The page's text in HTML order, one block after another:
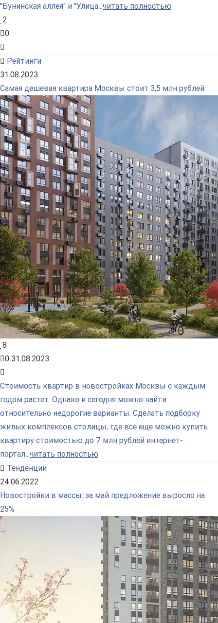
"Бунинская аллея" и "Улица...читать полностью
2
0
Рейтинги
31.08.2023
Самая дешевая квартира Москвы стоит 3,5 млн рублей
8
0 31.08.2023
Стоимость квартир в новостройках Москвы с каждым
годом растет. Однако и сегодня можно найти
относительно недорогие варианты. Сделать подборку
жилых комплексов столицы, где всё еще можно купить
квартиру стоимостью до 7 млн рублей интернет-
портал...читать полностью
Тенденции
24.06.2022
Новостройки в массы: за май предложение выросло на
25%